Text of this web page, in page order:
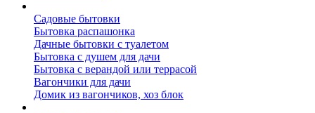
Садовые бытовки
Бытовка распашонка
Дачные бытовки с туалетом
Бытовка с душем для дачи
Бытовка с верандой или террасой
Вагончики для дачи
Домик из вагончиков, хоз блок